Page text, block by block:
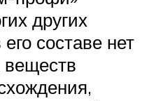
других
составе нет